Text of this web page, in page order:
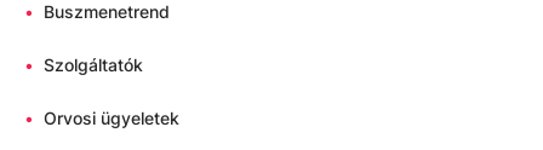
• Buszmenetrend
• Szolgáltatók
• Orvosi ügyeletek